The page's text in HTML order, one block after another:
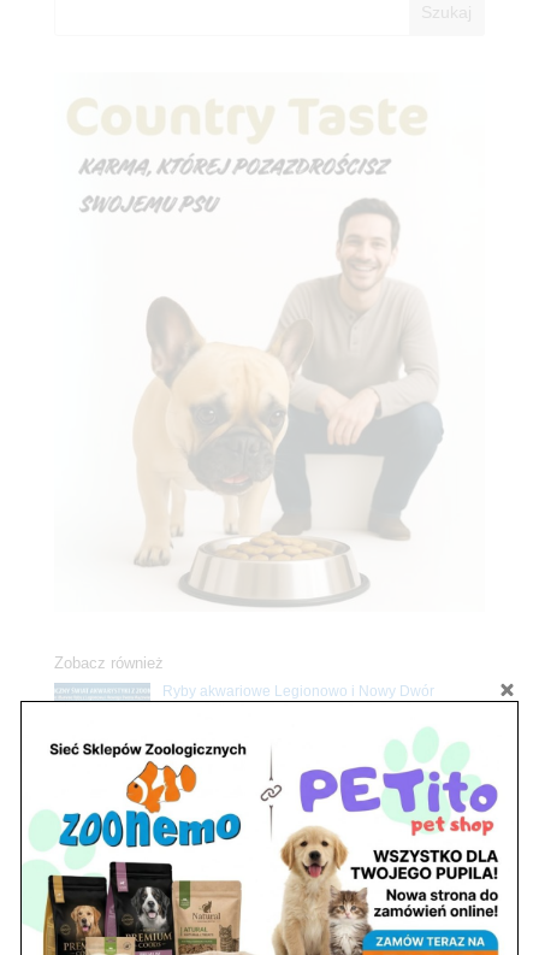
Zobacz również
Ryby akwariowe Legionowo i Nowy Dwór
Z Życia Sklepu
Stwórz podwodne arcydzieło: Najpiękniejsze
rośliny akwariowe w ZooNemo – Legionowo i
Nowy Dwór Mazowiecki
Promocje
Upały wracają! Zadbaj o komfort swojego pupila
z matami chłodzącymi ZooNemo
Petito Pet Shop – Internetowy Sklep Zoologiczny